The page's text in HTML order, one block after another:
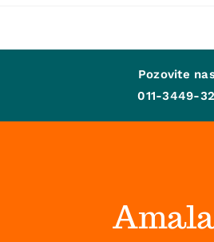
Himalaya Wellness Company
Pozovite
011-3449-